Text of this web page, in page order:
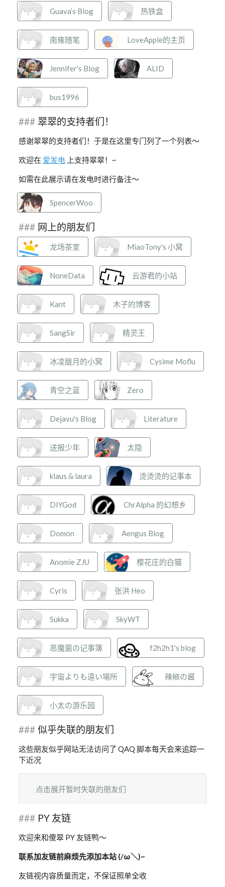
Guava’s Blog 热铁盒
南雍随笔 LoveApple的主页
Jennifer's Blog ALID
bus1996
翠翠的支持者们！
感谢翠翠的支持者们！于是在这里专门列了一个列表～
欢迎在 爱发电 上支持翠翠！~
如需在此展示请在发电时进行备注～
SpencerWoo
网上的朋友们
龙场茶室 MiaoTony's 小窝
NoneData 云游君的小站
Kant 木子的博客
SangSir 精灵王
冰凌胧月的小窝 Cysime Moflu
青空之蓝 Zero
Dejavu's Blog Literature
送报少年 太隐
klaus & laura 烫烫烫的记事本
DIYGod ChrAlpha 的幻想乡
Domon Aengus Blog
Anomie ZJU 樱花庄的白猫
Cyris 张洪 Heo
Sukka SkyWT
恶魔菌の记事簿 f2h2h1's blog
宇宙よりも遠い場所 辣椒の酱
小太の游乐园
似乎失联的朋友们
这些朋友似乎网站无法访问了 QAQ 脚本每天会来追踪一
下近况
点击展开暂时失联的朋友们
PY 友链
欢迎来和傻翠 PY 友链鸭～
联系加友链前麻烦先添加本站 (/ω＼)~
友链视内容质量而定，不保证照单全收